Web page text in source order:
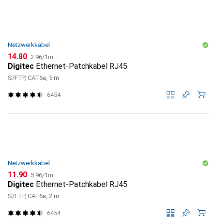
Netzwerkkabel
CHF
14.80 CHF
2.96/1m
Digitec Ethernet-Patchkabel RJ45
S/FTP, CAT6a, 5 m
6454
Netzwerkkabel
CHF
11.90 CHF
5.96/1m
Digitec Ethernet-Patchkabel RJ45
S/FTP, CAT6a, 2 m
6454